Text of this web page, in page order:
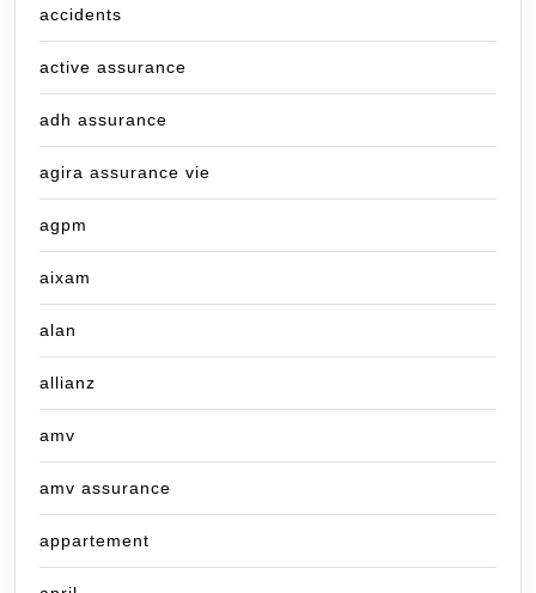
accidents
active assurance
adh assurance
agira assurance vie
agpm
aixam
alan
allianz
amv
amv assurance
appartement